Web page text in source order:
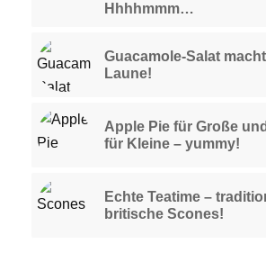
Hhhhmmm…
Guacamole-Salat
Laune!
Apple Pie für Große
für Kleine – yummy!
Echte Teatime –
britische Scones!